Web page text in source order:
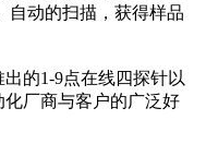
自动的扫描，获得样品
的1-9点在线四探针以
厂商与客户的广泛好